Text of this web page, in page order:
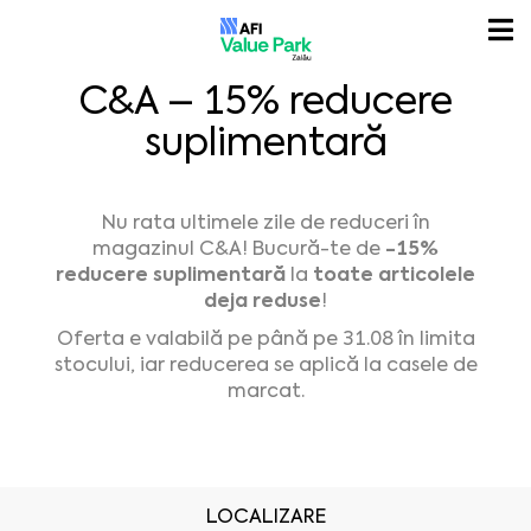
C&A – 15% reducere
suplimentară
Nu rata ultimele zile de reduceri în
magazinul C&A! Bucură-te de -15%
reducere suplimentară la toate articolele
deja reduse!
Oferta e valabilă pe până pe 31.08 în limita
stocului, iar reducerea se aplică la casele de
marcat.
LOCALIZARE